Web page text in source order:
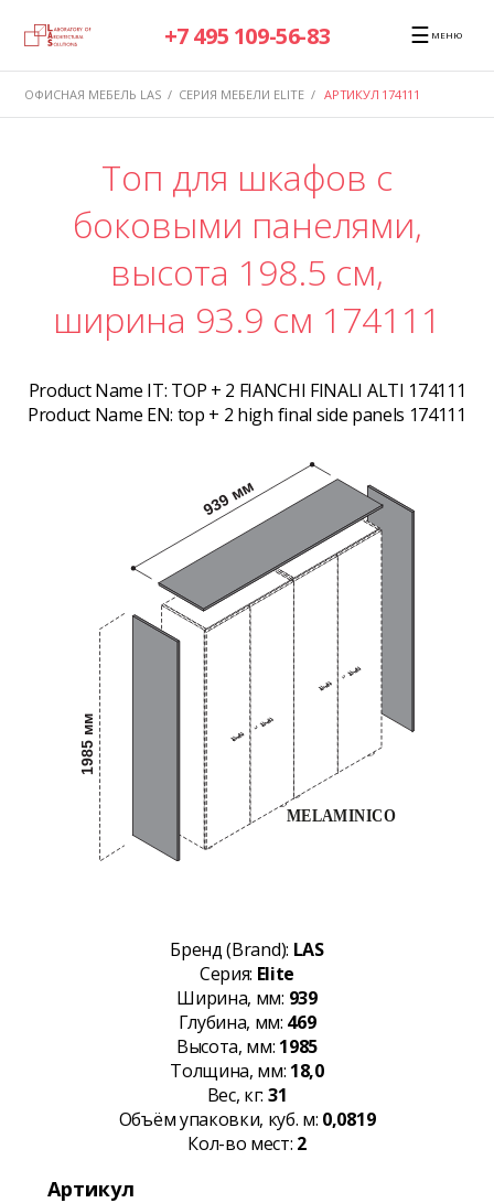
+7 495 109-56-83 ☰ МЕНЮ
ОФИСНАЯ МЕБЕЛЬ LAS / СЕРИЯ МЕБЕЛИ ELITE / АРТИКУЛ 174111
Топ для шкафов с
боковыми панелями,
высота 198.5 см,
ширина 93.9 см 174111
Product Name IT: TOP + 2 FIANCHI FINALI ALTI 174111
Product Name EN: top + 2 high final side panels 174111
Бренд (Brand): LAS
Серия: Elite
Ширина, мм: 939
Глубина, мм: 469
Высота, мм: 1985
Толщина, мм: 18,0
Вес, кг: 31
Объём упаковки, куб. м: 0,0819
Кол-во мест: 2
Артикул